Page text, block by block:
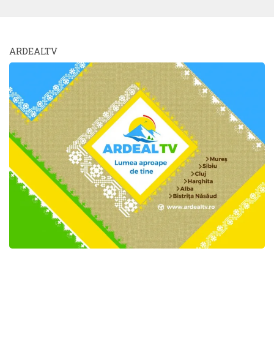
ARDEALTV